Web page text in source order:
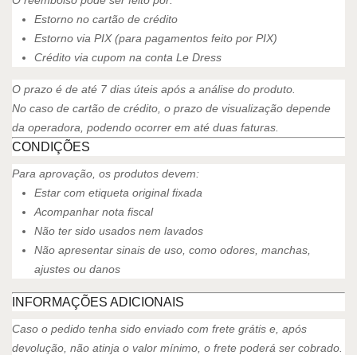
Estorno no cartão de crédito
Estorno via PIX (para pagamentos feito por PIX)
Crédito via cupom na conta Le Dress
O prazo é de até 7 dias úteis após a análise do produto.
No caso de cartão de crédito, o prazo de visualização depende
da operadora, podendo ocorrer em até duas faturas.
CONDIÇÕES
Para aprovação, os produtos devem:
Estar com etiqueta original fixada
Acompanhar nota fiscal
Não ter sido usados nem lavados
Não apresentar sinais de uso, como odores, manchas,
ajustes ou danos
INFORMAÇÕES ADICIONAIS
Caso o pedido tenha sido enviado com frete grátis e, após
devolução, não atinja o valor mínimo, o frete poderá ser cobrado.